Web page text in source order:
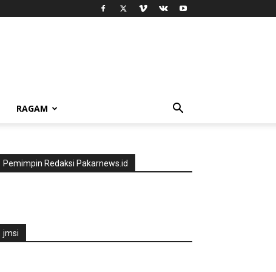
RAGAM
Pemimpin Redaksi Pakarnews.id
jmsi